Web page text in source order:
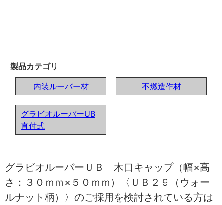
製品カテゴリ
内装ルーバー材
不燃造作材
グラビオルーバーUB
直付式
グラビオルーバーＵＢ 木口キャップ（幅×高
さ：３０ｍｍ×５０ｍｍ）〈ＵＢ２９（ウォー
ルナット柄）〉のご採用を検討されている方は